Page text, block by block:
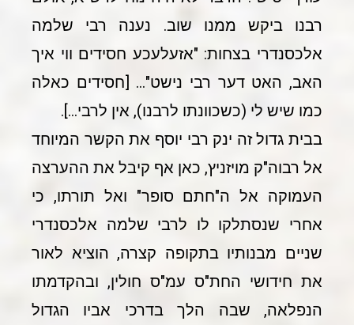
רבנו ביקש ממנו שוב. נענה רבי שלמה
אלכסנדרי בצחות: "אזעלעכע חסידים ווי איך
האב, האט דער רבי נישט"… [חסידים כאלה
כמו שיש לי (כשכוונתו לרבנו), אין לרבי…].
בבית גדול זה ינק רבי יוסף את הקשר המיוחד
אל רבוה"ק מויזניץ, כאן אף קיבל את ההערצה
העמוקה אל ה"חתם סופר" ואל תורתו, כי
אחרי שנסתלקו לו לרבי שלמה אלכסנדרי
שניים מבנותיו בתקופה קצרה, הוציא לאור
את חידושי החת"ס עמ"ס חולין, ובהקדמתו
הנפלאה, שבה הלך בדרכי אביו הגדול